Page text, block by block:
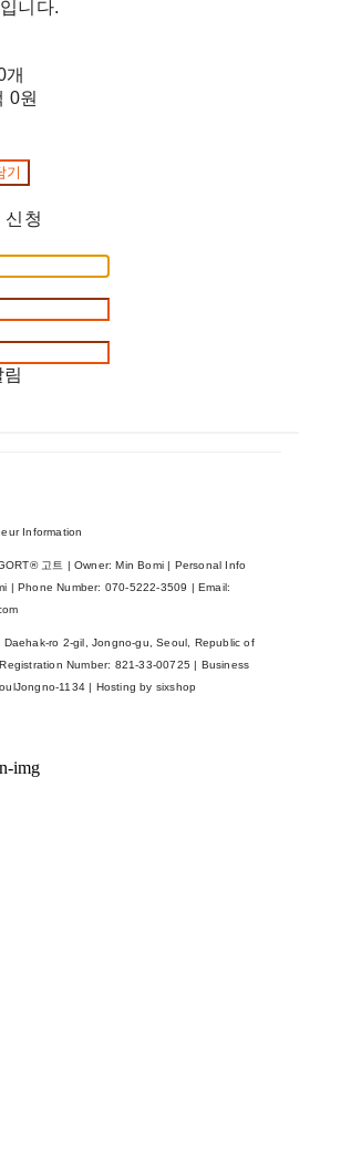
니다.
개
0원
기
신청
Information
고트 | Owner: Min Bomi | Personal Info
| Phone Number: 070-5222-3509 | Email:
ro 2-gil, Jongno-gu, Seoul, Republic of
Number: 821-33-00725 | Business
1134 | Hosting by sixshop